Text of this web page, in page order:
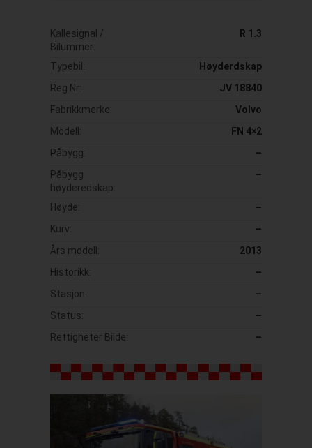
Kallesignal /
Bilummer:
R 1.3
Typebil:
Høyderdskap
Reg Nr:
JV 18840
Fabrikkmerke:
Volvo
Modell:
FN 4×2
Påbygg:
–
Påbygg
høyderedskap:
–
Høyde:
–
Kurv:
–
Års modell:
2013
Historikk:
–
Stasjon:
–
Status:
–
Rettigheter Bilde:
–